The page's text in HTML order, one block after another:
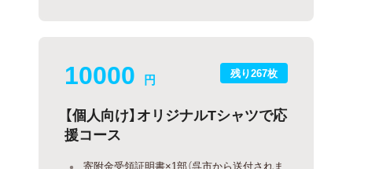
残り267枚
10000 円
【個人向け】オリジナルTシャツで応
援コース
寄附金受領証明書×1部（呉市から送付されま